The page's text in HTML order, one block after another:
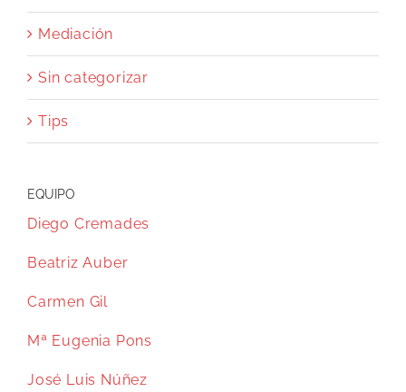
Mediación
Sin categorizar
Tips
EQUIPO
Diego Cremades
Beatriz Auber
Carmen Gil
Mª Eugenia Pons
José Luis Núñez